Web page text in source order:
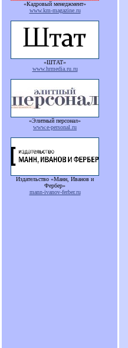
«Кадровый менеджмент»
www.km-magazine.ru
«ШТАТ»
www.hrmedia.ru.ru
«Элитный персонал»
www.e-personal.ru
Издательство «Манн, Иванов и
Фербер»
mann-ivanov-ferber.ru